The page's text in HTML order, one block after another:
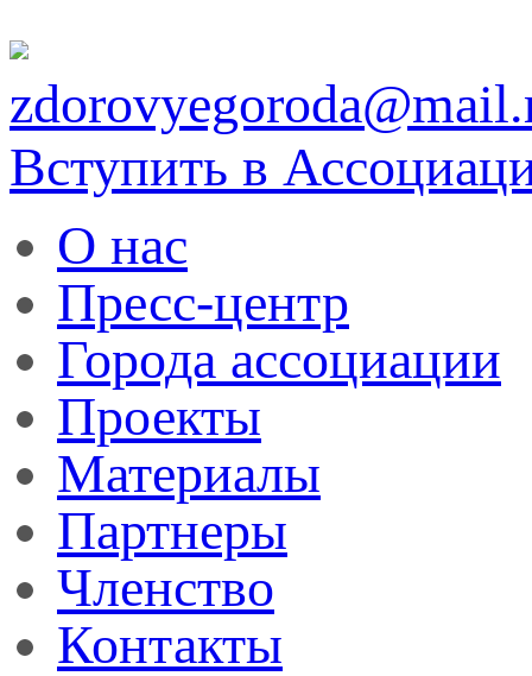
Вступить в
О нас
Пресс-центр
Города ассоциации
Проекты
Материалы
Партнеры
Членство
Контакты